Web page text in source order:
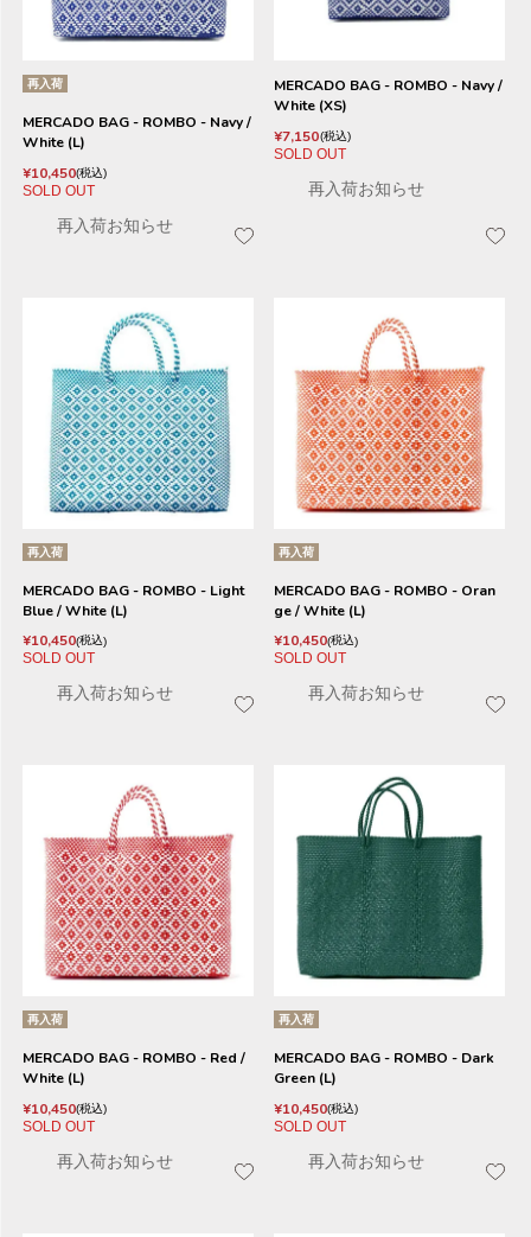
再入荷
MERCADO BAG - ROMBO - Navy /
White (L)
¥10,450 税込
SOLD OUT
再入荷お知らせ
MERCADO BAG - ROMBO - Navy /
White (XS)
¥7,150 税込
SOLD OUT
再入荷お知らせ
再入荷
MERCADO BAG - ROMBO - Light
Blue / White (L)
¥10,450 税込
SOLD OUT
再入荷お知らせ
再入荷
MERCADO BAG - ROMBO - Oran
ge / White (L)
¥10,450 税込
SOLD OUT
再入荷お知らせ
再入荷
MERCADO BAG - ROMBO - Red /
White (L)
¥10,450 税込
SOLD OUT
再入荷お知らせ
再入荷
MERCADO BAG - ROMBO - Dark
Green (L)
¥10,450 税込
SOLD OUT
再入荷お知らせ